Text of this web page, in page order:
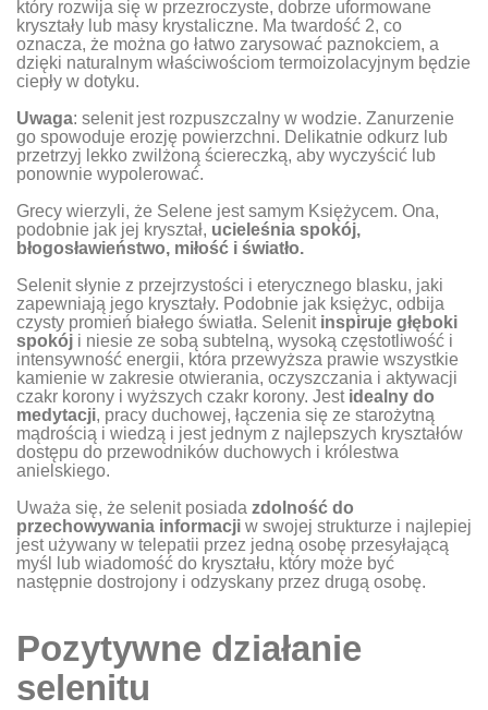
który rozwija się w przezroczyste, dobrze uformowane
kryształy lub masy krystaliczne. Ma twardość 2, co
oznacza, że można go łatwo zarysować paznokciem, a
dzięki naturalnym właściwościom termoizolacyjnym będzie
ciepły w dotyku.
Uwaga: selenit jest rozpuszczalny w wodzie. Zanurzenie
go spowoduje erozję powierzchni. Delikatnie odkurz lub
przetrzyj lekko zwilżoną ściereczką, aby wyczyścić lub
ponownie wypolerować.
Grecy wierzyli, że Selene jest samym Księżycem. Ona,
podobnie jak jej kryształ, ucieleśnia spokój,
błogosławieństwo, miłość i światło.
Selenit słynie z przejrzystości i eterycznego blasku, jaki
zapewniają jego kryształy. Podobnie jak księżyc, odbija
czysty promień białego światła. Selenitinspiruje głęboki
spokój i niesie ze sobą subtelną, wysoką częstotliwość i
intensywność energii, która przewyższa prawie wszystkie
kamienie w zakresie otwierania, oczyszczania i aktywacji
czakr korony i wyższych czakr korony. Jest idealny do
medytacji, pracy duchowej, łączenia się ze starożytną
mądrością i wiedzą i jest jednym z najlepszych kryształów
dostępu do przewodników duchowych i królestwa
anielskiego.
Uważa się, że selenit posiada zdolność do
przechowywania informacji w swojej strukturze i najlepiej
jest używany w telepatii przez jedną osobę przesyłającą
myśl lub wiadomość do kryształu, który może być
następnie dostrojony i odzyskany przez drugą osobę.
Pozytywne działanie
selenitu